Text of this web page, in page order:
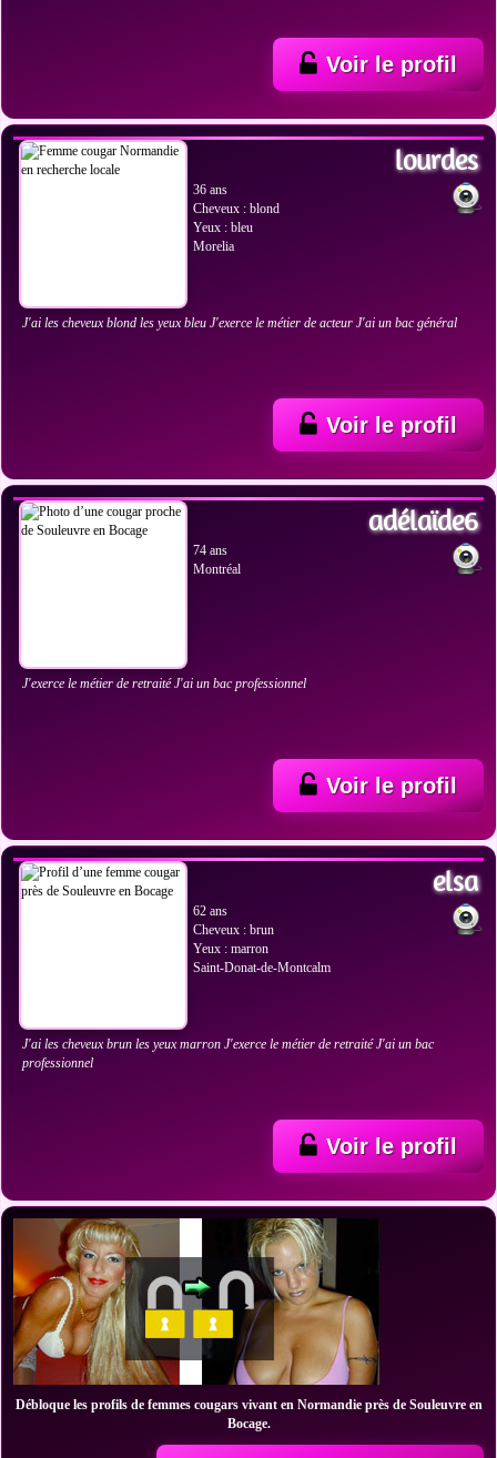
Voir le profil
lourdes
36 ans
Cheveux : blond
Yeux : bleu
Morelia
J'ai les cheveux blond les yeux bleu J'exerce le métier de acteur J'ai un bac général
Voir le profil
adélaïde6
74 ans
Montréal
J'exerce le métier de retraité J'ai un bac professionnel
Voir le profil
elsa
62 ans
Cheveux : brun
Yeux : marron
Saint-Donat-de-Montcalm
J'ai les cheveux brun les yeux marron J'exerce le métier de retraité J'ai un bac
professionnel
Voir le profil
Débloque les profils de femmes cougars vivant en Normandie près de Souleuvre en
Bocage.